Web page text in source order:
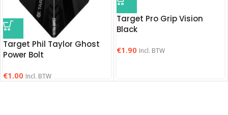
Target Phil Taylor Ghost
Power Bolt
€1.00 Incl. BTW
Target Pro Grip Vision
Black
€1.90 Incl. BTW